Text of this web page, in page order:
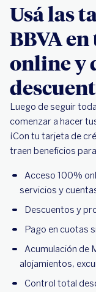
Usá las
BBVA
online y
Luego de seguir
comenzar a hacer
¡Con tu tarjeta de
traen beneficios
Acceso 100%
servicios y
Descuentos y
Pago en cuotas
Acumulación de
alojamientos,
Control total